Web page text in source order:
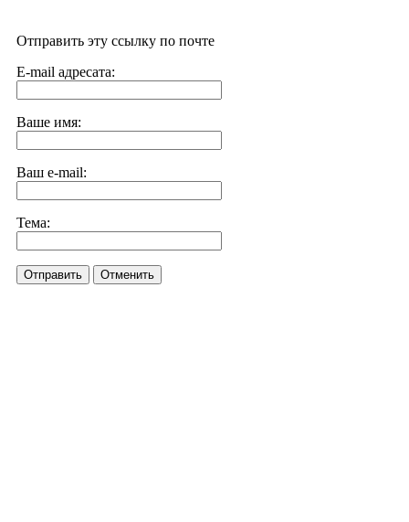
Отправить эту ссылку по почте
E-mail адресата:
Ваше имя:
Ваш e-mail:
Тема:
Отправить Отменить